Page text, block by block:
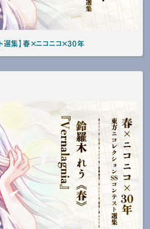
選集】春×ニコニコ×30年